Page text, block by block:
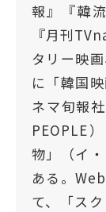
報』『韓
『月刊
タリー映
に「韓国
ネマ旬報
PEOPLE
物」（イ
ある。
て、「ス